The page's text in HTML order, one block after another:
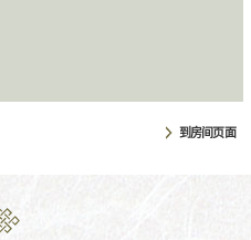
到房间页面